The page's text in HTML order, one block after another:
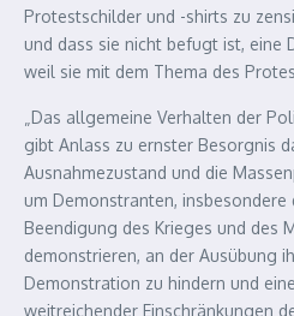
Protestschilder und -shirts zu
und dass sie nicht befugt ist, eine
weil sie mit dem Thema des
„Das allgemeine Verhalten der
gibt Anlass zu ernster Besorgnis
Ausnahmezustand und die
um Demonstranten, insbesondere
Beendigung des Krieges und des
demonstrieren, an der Ausübung
Demonstration zu hindern und
weitreichender Einschränkungen